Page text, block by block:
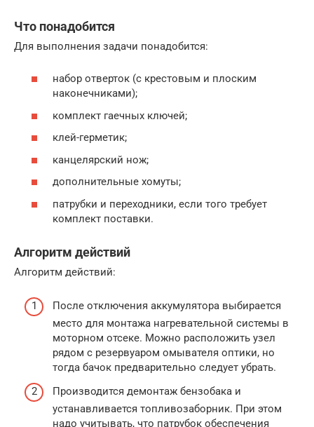
Что понадобится
Для выполнения задачи понадобится:
набор отверток (с крестовым и плоским
наконечниками);
комплект гаечных ключей;
клей-герметик;
канцелярский нож;
дополнительные хомуты;
патрубки и переходники, если того требует
комплект поставки.
Алгоритм действий
Алгоритм действий:
После отключения аккумулятора выбирается
место для монтажа нагревательной системы в
моторном отсеке. Можно расположить узел
рядом с резервуаром омывателя оптики, но
тогда бачок предварительно следует убрать.
Производится демонтаж бензобака и
устанавливается топливозаборник. При этом
надо учитывать, что патрубок обеспечения